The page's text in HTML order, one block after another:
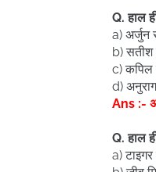
Q. हाल
a) अर्जुन
b) सतीश
c) कपिल
d)
Ans :-
Q. हाल
a)